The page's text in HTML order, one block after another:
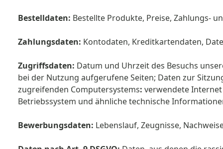
Bestelldaten: Bestellte Produkte, Preise, Zahlungs-
Zahlungsdaten: Kontodaten, Kreditkartendaten,
Zugriffsdaten: Datum und Uhrzeit des Besuchs
bei der Nutzung aufgerufene Seiten; Daten zur
zugreifenden Computersystems: verwendete
Betriebssystem und ähnliche technische
Bewerbungsdaten: Lebenslauf, Zeugnisse,